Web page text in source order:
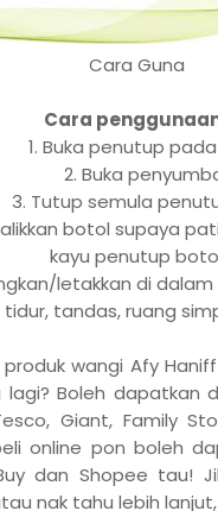
Cara Guna
Cara
1. Buka penutup
2. Buka
3. Tutup semula
botol supaya
kayu penutup
letakkan di dalam
tidur, tandas, ruang
produk wangi Afy
Boleh dapatkan
Giant, Family
online pon boleh
dan Shopee tau!
nak tahu lebih